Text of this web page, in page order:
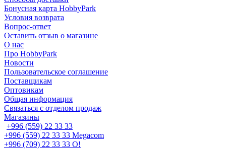
Бонусная карта HobbyPark
Условия возврата
Вопрос-ответ
Оставить отзыв о магазине
О нас
Про HobbyPark
Новости
Пользовательское соглашение
Поставщикам
Оптовикам
Общая информация
Связаться с отделом продаж
Магазины
+996 (559) 22 33 33
+996 (559) 22 33 33 Megacom
+996 (709) 22 33 33 O!